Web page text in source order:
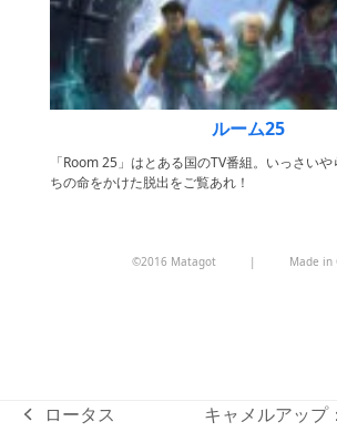
ルーム25
「Room 25」はとある国のTV番組。いっさい
ちの命をかけた脱出をご覧あれ！
©2016 Matagot | Made in
previous
ロータス
next
キャメルアップ